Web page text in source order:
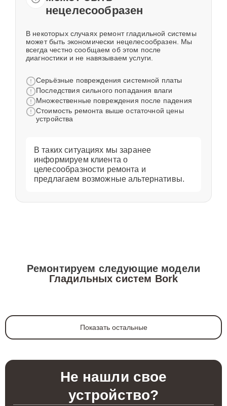
нецелесообразен
В некоторых случаях ремонт гладильной системы
может быть экономически нецелесообразен. Мы
всегда честно сообщаем об этом после
диагностики и не навязываем услуги.
Серьёзные повреждения системной платы
Последствия сильного попадания влаги
Множественные повреждения после падения
Стоимость ремонта выше остаточной цены
устройства
В таких ситуациях мы заранее
информируем клиента о
целесообразности ремонта и
предлагаем возможные альтернативы.
Ремонтируем следующие модели
Гладильных систем Bork
Показать остальные
Не нашли свое
устройство?